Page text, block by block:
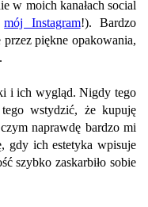
w moich kanałach social
mój Instagram!). Bardzo
piękne opakowania,
i ich wygląd. Nigdy tego
wstydzić, że kupuję
naprawdę bardzo mi
gdy ich estetyka wpisuje
szybko zaskarbiło sobie